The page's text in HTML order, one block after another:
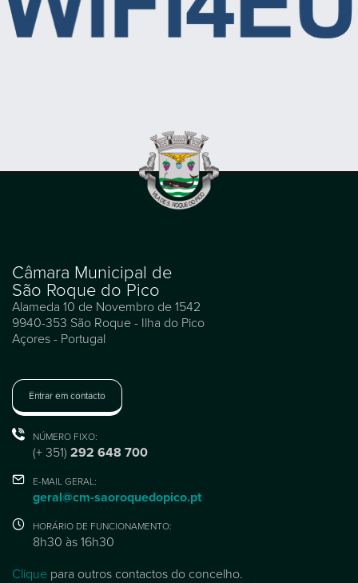
Câmara Municipal de
São Roque do Pico
Alameda 10 de Novembro de 1542
9940-353 São Roque - Ilha do Pico
Açores - Portugal
Entrar em contacto
NÚMERO FIXO:
(+ 351) 292 648 700
E-MAIL GERAL:
geral@cm-saoroquedopico.pt
HORÁRIO DE FUNCIONAMENTO:
8h30 às 16h30
Clique para outros contactos do concelho.